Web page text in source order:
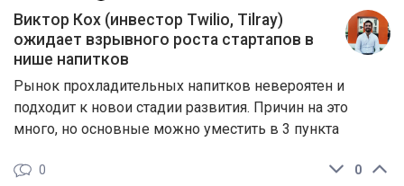
Виктор Кох (инвестор Twilio, Tilray)
ожидает взрывного роста стартапов в
нише напитков
Рынок прохладительных напитков невероятен и
подходит к новои стадии развития. Причин на это
много, но основные можно уместить в 3 пункта
0
0